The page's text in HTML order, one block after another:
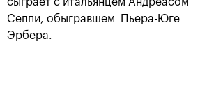
Сеппи, обыгравшем Пьера-Юге
Эрбера.